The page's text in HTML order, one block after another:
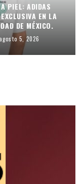
PIEL: ADIDAS
EN LA
DE MÉXICO.
agosto 5, 2026